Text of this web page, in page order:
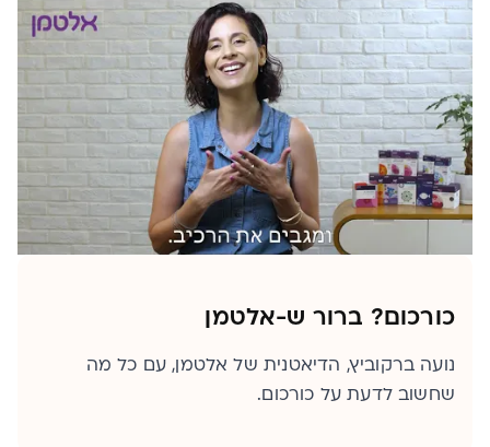
כורכום? ברור ש-אלטמן
נועה ברקוביץ, הדיאטנית של אלטמן, עם כל מה
שחשוב לדעת על כורכום.